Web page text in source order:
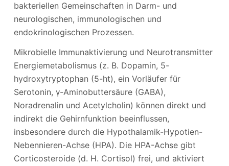
bakteriellen Gemeinschaften in Darm- und
neurologischen, immunologischen und
endokrinologischen Prozessen.
Mikrobielle Immunaktivierung und Neurotransmitter
Energiemetabolismus (z. B. Dopamin, 5-
hydroxytryptophan (5-ht), ein Vorläufer für
Serotonin, γ-Aminobuttersäure (GABA),
Noradrenalin und Acetylcholin) können direkt und
indirekt die Gehirnfunktion beeinflussen,
insbesondere durch die Hypothalamik-Hypotien-
Nebennieren-Achse (HPA). Die HPA-Achse gibt
Corticosteroide (d. H. Cortisol) frei, und aktiviert